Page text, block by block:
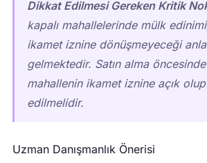
Dikkat Edilmesi Gereken Kritik
kapalı mahallelerinde mülk edinimi,
ikamet iznine dönüşmeyeceği
gelmektedir. Satın alma
mahallenin ikamet iznine açık
edilmelidir.
Uzman Danışmanlık Önerisi